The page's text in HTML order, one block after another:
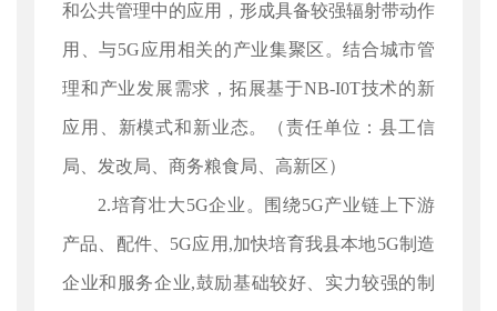
和公共管理中的应用，形成具备较强辐射带动作
用、与5G应用相关的产业集聚区。结合城市管
理和产业发展需求，拓展基于NB-I0T技术的新
应用、新模式和新业态。（责任单位：县工信
局、发改局、商务粮食局、高新区）
2.培育壮大5G企业。围绕5G产业链上下游
产品、配件、5G应用,加快培育我县本地5G制造
企业和服务企业,鼓励基础较好、实力较强的制